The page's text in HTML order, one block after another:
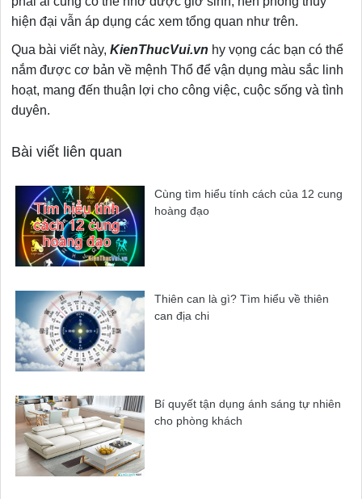
hiện đại vẫn áp dụng các xem tổng quan như trên.
Qua bài viết này,KienThucVui.vn hy vọng các bạn có thể
nắm được cơ bản về mệnh Thổ để vận dụng màu sắc linh
hoạt, mang đến thuận lợi cho công việc, cuộc sống và tình
duyên.
Bài viết liên quan
Cùng tìm hiểu tính cách của 12 cung
hoàng đạo
Thiên can là gì? Tìm hiểu về thiên
can địa chi
Bí quyết tận dụng ánh sáng tự nhiên
cho phòng khách